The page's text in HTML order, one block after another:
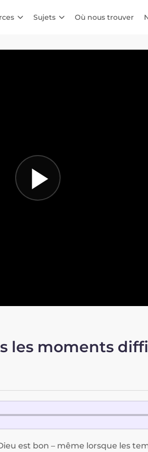
Sujets Où nous trouver
les moments
est bon – même lorsque les